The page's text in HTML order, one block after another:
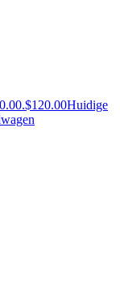
$120.00Huidige